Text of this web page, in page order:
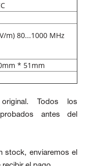
m) 80...1000 MHz
* 51mm
Todos los
antes del
stock, enviaremos el